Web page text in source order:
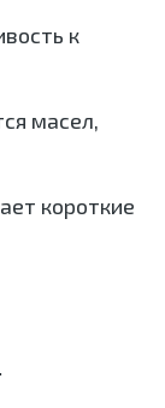
к
масел,
короткие